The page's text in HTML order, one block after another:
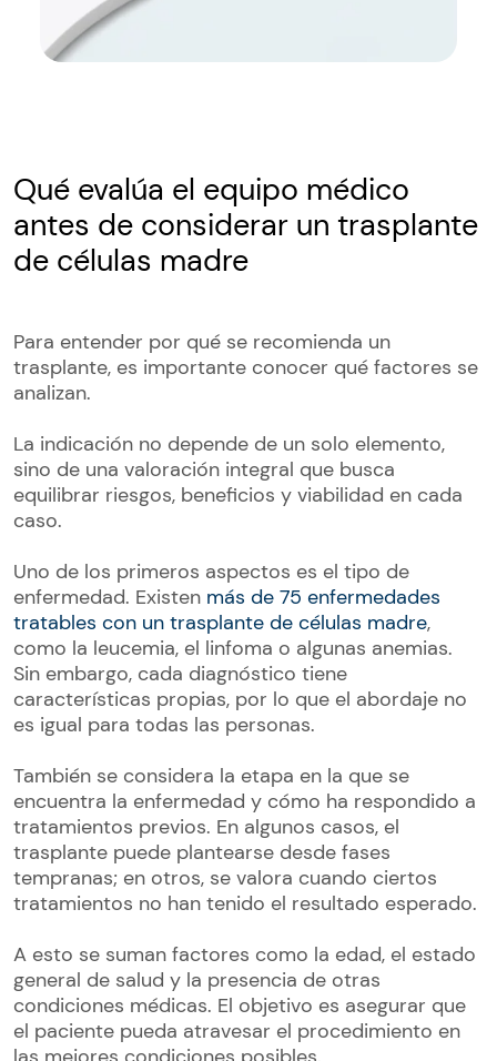
Qué evalúa el equipo médico
antes de considerar un trasplante
de células madre
Para entender por qué se recomienda un
trasplante, es importante conocer qué factores se
analizan.
La indicación no depende de un solo elemento,
sino de una valoración integral que busca
equilibrar riesgos, beneficios y viabilidad en cada
caso.
Uno de los primeros aspectos es el tipo de
enfermedad. Existen más de 75 enfermedades
tratables con un trasplante de células madre,
como la leucemia, el linfoma o algunas anemias.
Sin embargo, cada diagnóstico tiene
características propias, por lo que el abordaje no
es igual para todas las personas.
También se considera la etapa en la que se
encuentra la enfermedad y cómo ha respondido a
tratamientos previos. En algunos casos, el
trasplante puede plantearse desde fases
tempranas; en otros, se valora cuando ciertos
tratamientos no han tenido el resultado esperado.
A esto se suman factores como la edad, el estado
general de salud y la presencia de otras
condiciones médicas. El objetivo es asegurar que
el paciente pueda atravesar el procedimiento en